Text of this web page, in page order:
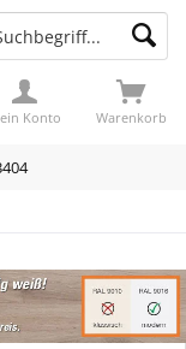
Warenkorb
Konto